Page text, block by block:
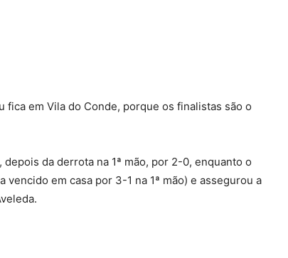
fica em Vila do Conde, porque os finalistas são o
da derrota na 1ª mão, por 2-0, enquanto o
em casa por 3-1 na 1ª mão) e assegurou a